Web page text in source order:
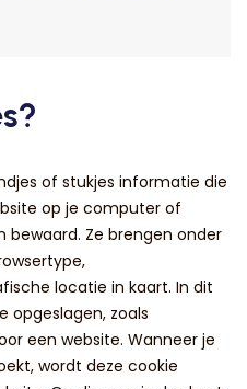
of stukjes informatie die
op je computer of
Ze brengen onder
locatie in kaart. In dit
opgeslagen, zoals
een website. Wanneer je
wordt deze cookie